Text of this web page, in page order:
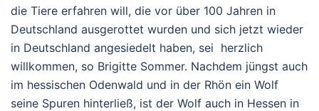
die Tiere erfahren will, die vor über 100 Jahren in
Deutschland ausgerottet wurden und sich jetzt wieder
in Deutschland angesiedelt haben, sei herzlich
willkommen, so Brigitte Sommer. Nachdem jüngst auch
im hessischen Odenwald und in der Rhön ein Wolf
seine Spuren hinterließ, ist der Wolf auch in Hessen in